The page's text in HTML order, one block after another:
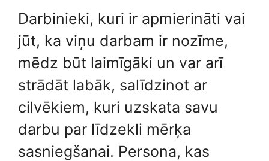
Darbinieki, kuri ir apmierināti vai
jūt, ka viņu darbam ir nozīme,
mēdz būt laimīgāki un var arī
strādāt labāk, salīdzinot ar
cilvēkiem, kuri uzskata savu
darbu par līdzekli mērķa
sasniegšanai. Persona, kas